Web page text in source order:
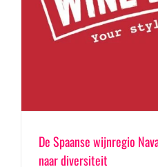
De Spaanse wijnregio
naar diversiteit